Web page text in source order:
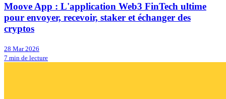
Moove App : L'application Web3 FinTech ultime
pour envoyer, recevoir, staker et échanger des
cryptos
28 Mar 2026
7 min de lecture